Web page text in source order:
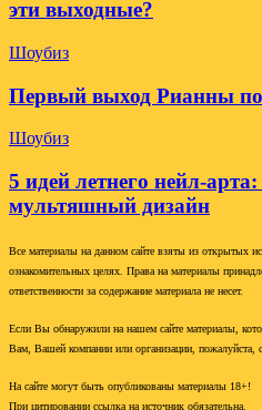
эти выходные?
Шоубиз
Первый выход Рианны
Шоубиз
5 идей летнего нейл-
мультяшный дизайн
Все материалы на данном сайте взяты из открытых
ознакомительных целях. Права на материалы
ответственности за содержание материала не несет.
Если Вы обнаружили на нашем сайте материалы,
Вам, Вашей компании или организации, пожалуйста,
На сайте могут быть опубликованы материалы 18+!
При цитировании ссылка на источник обязательна.